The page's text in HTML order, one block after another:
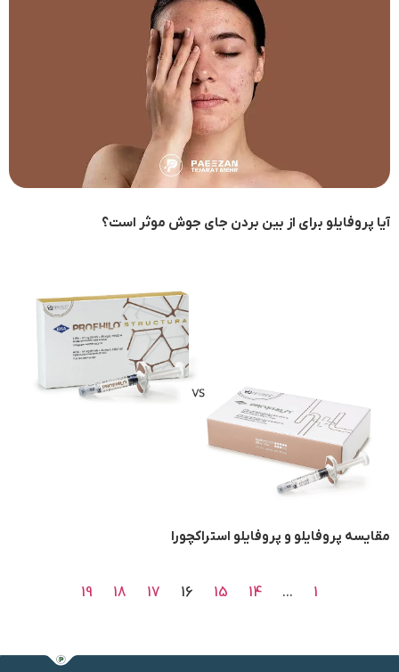
آیا پروفایلو برای از بین بردن جای جوش موثر است؟
مقایسه پروفایلو و پروفایلو استراکچورا
1
…
14
15
16
17
18
19